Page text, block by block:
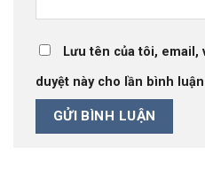
Lưu tên của tôi,
duyệt này cho lần bình